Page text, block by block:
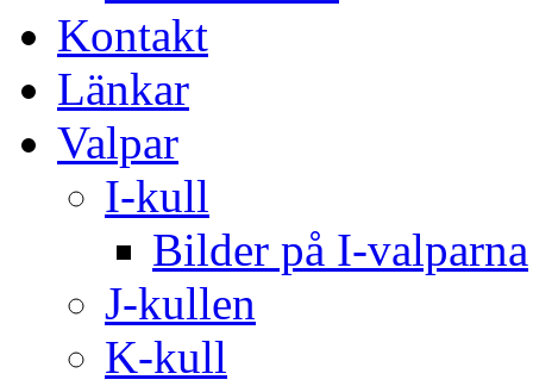
Kontakt
Länkar
Valpar
I-kull
Bilder på I-valparna
J-kullen
K-kull